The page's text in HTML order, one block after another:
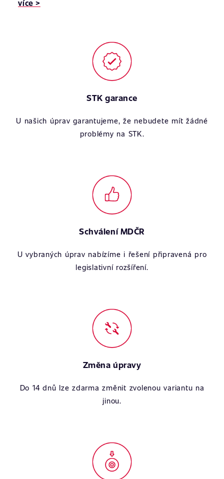
více >
STK garance
U našich úprav garantujeme, že nebudete mít žádné
problémy na STK.
Schválení MDČR
U vybraných úprav nabízíme i řešení připravená pro
legislativní rozšíření.
Změna úpravy
Do 14 dnů lze zdarma změnit zvolenou variantu na
jinou.